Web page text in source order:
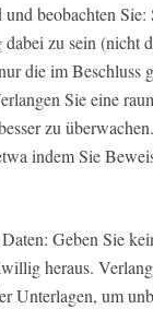
beobachten Sie:
zu sein (nicht
die im Beschluss
Sie eine
zu
indem Sie
Geben Sie
heraus.
Unterlagen, um